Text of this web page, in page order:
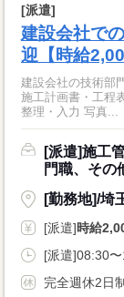
[派遣]
建設会社で
迎【時給
建設会社の技術部
施工計画書・工程
整理・入力 写真...
[派遣]施工
門職、その
[勤務地]/埼
[派遣]時給
[派遣]08:30
完全週休2日